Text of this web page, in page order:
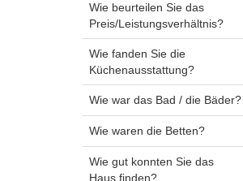
Wie beurteilen Sie das
Preis/Leistungsverhältnis?
Wie fanden Sie die
Küchenausstattung?
Wie war das Bad / die Bäder?
Wie waren die Betten?
Wie gut konnten Sie das
Haus finden?